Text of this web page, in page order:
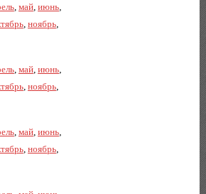
, май, июнь,
, ноябрь,
, май, июнь,
, ноябрь,
, май, июнь,
, ноябрь,